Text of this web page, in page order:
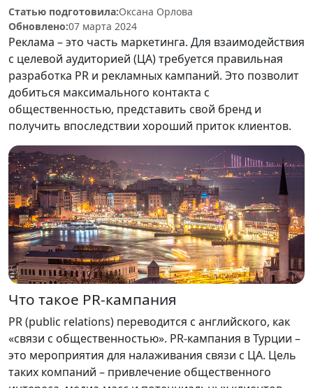
Статью подготовила:Оксана Орлова
Обновлено:07 марта 2024
Реклама – это часть маркетинга. Для взаимодействия
с целевой аудиторией (ЦА) требуется правильная
разработка PR и рекламных кампаний. Это позволит
добиться максимального контакта с
общественностью, представить свой бренд и
получить впоследствии хороший приток клиентов.
Что такое PR-кампания
PR (public relations) переводится с английского, как
«связи с общественностью». PR-кампания в Турции –
это мероприятия для налаживания связи с ЦА. Цель
таких компаний – привлечение общественного